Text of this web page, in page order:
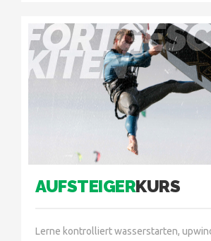
KITEN
AUFSTEIGERKURS
Lerne kontrolliert wasserstarten,